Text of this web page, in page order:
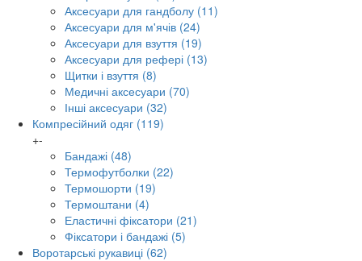
Аксесуари для гандболу (11)
Аксесуари для м'ячів (24)
Аксесуари для взуття (19)
Аксесуари для рефері (13)
Щитки і взуття (8)
Медичні аксесуари (70)
Інші аксесуари (32)
Компресійний одяг (119)
+-
Бандажі (48)
Термофутболки (22)
Термошорти (19)
Термоштани (4)
Еластичні фіксатори (21)
Фіксатори і бандажі (5)
Воротарські рукавиці (62)